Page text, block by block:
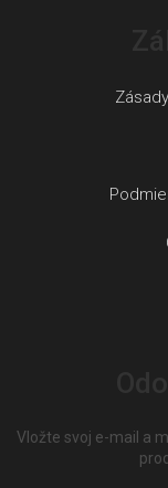
Vložte svoj e-mail a